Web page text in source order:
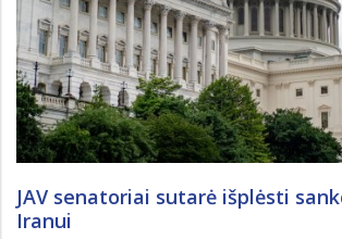
JAV senatoriai sutarė išplėsti
Iranui